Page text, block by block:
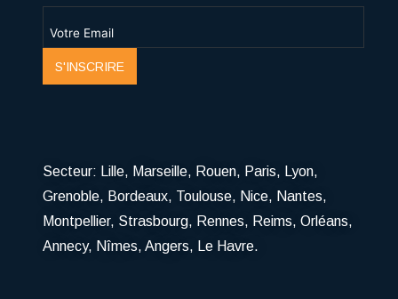
S'INSCRIRE
Secteur: Lille, Marseille, Rouen, Paris, Lyon,
Grenoble, Bordeaux, Toulouse, Nice, Nantes,
Montpellier, Strasbourg, Rennes, Reims, Orléans,
Annecy, Nîmes, Angers, Le Havre.